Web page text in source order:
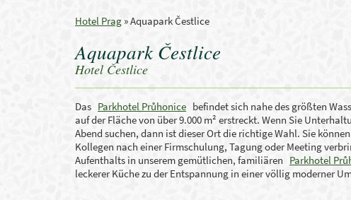
Hotel Prag »Aquapark Čestlice
Aquapark Čestlice
Hotel Čestlice
Das Parkhotel Průhonice befindet sich nahe des größten
auf der Fläche von über 9.000 m² erstreckt. Wenn Sie
Abend suchen, dann ist dieser Ort die richtige Wahl. Sie
Kollegen nach einer Firmschulung, Tagung oder Meeting
Aufenthalts in unserem gemütlichen, familiären Parkhotel
leckerer Küche zu der Entspannung in einer völlig moderner